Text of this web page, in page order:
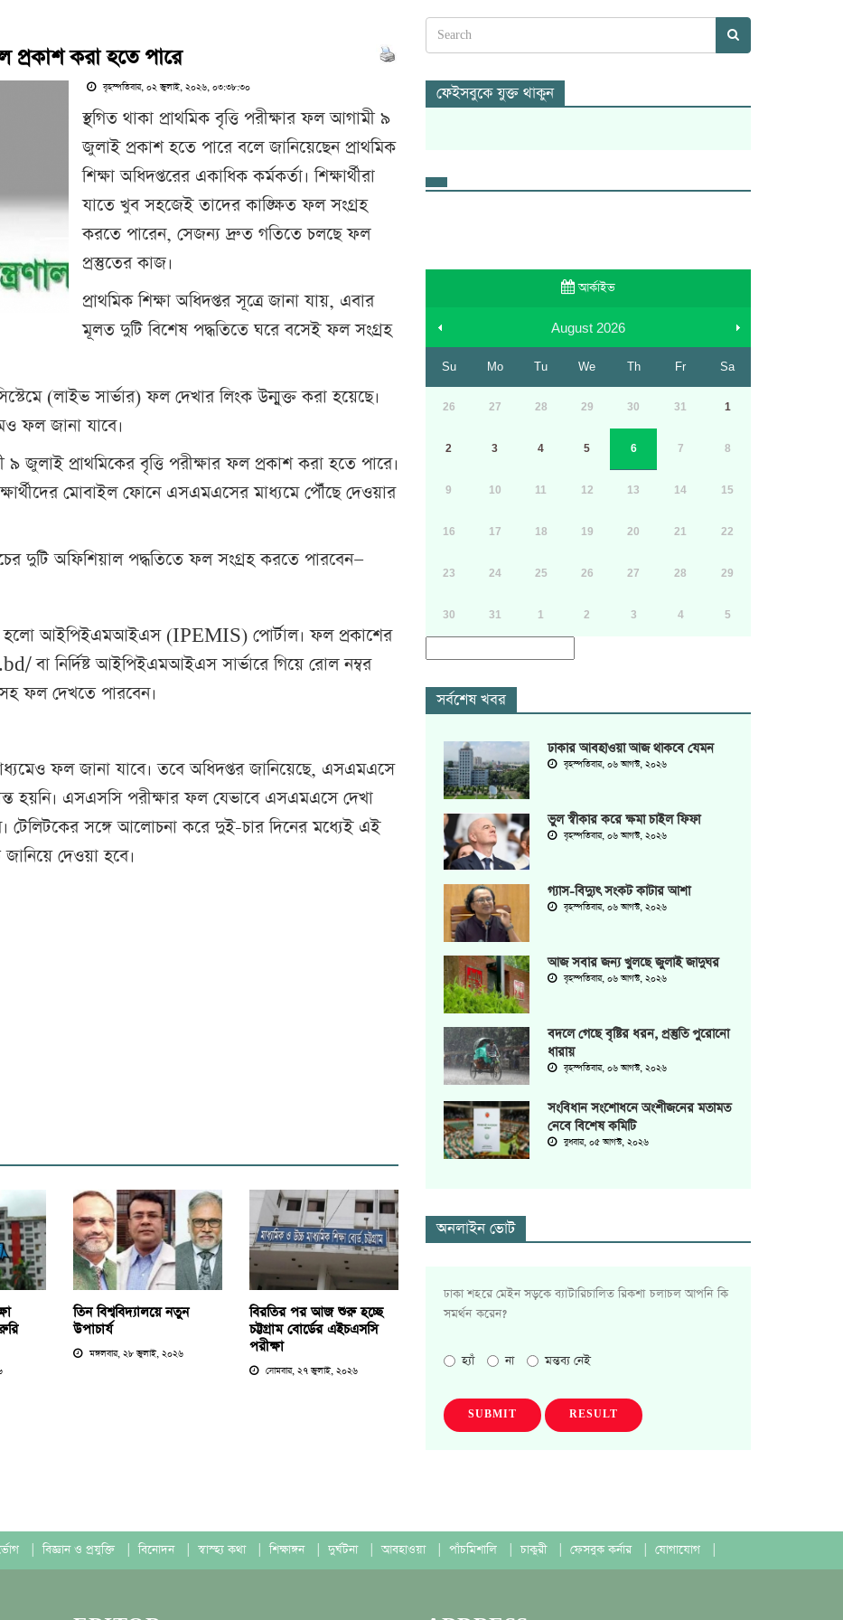
প্রকাশ করা হতে পারে
বৃহস্পতিবার, ০২ জুলাই, ২০২৬, ০৩:৩৮:৩০
স্থগিত থাকা প্রাথমিক বৃত্তি পরীক্ষার ফল আগামী ৯
জুলাই প্রকাশ হতে পারে বলে জানিয়েছেন প্রাথমিক
শিক্ষা অধিদপ্তরের একাধিক কর্মকর্তা। শিক্ষার্থীরা
যাতে খুব সহজেই তাদের কাঙ্ক্ষিত ফল সংগ্রহ
করতে পারেন, সেজন্য দ্রুত গতিতে চলছে ফল
প্রস্তুতের কাজ।
প্রাথমিক শিক্ষা অধিদপ্তর সূত্রে জানা যায়, এবার
মূলত দুটি বিশেষ পদ্ধতিতে ঘরে বসেই ফল সংগ্রহ
(লাইভ সার্ভার) ফল দেখার লিংক উন্মুক্ত করা হয়েছে।
ফল জানা যাবে।
জুলাই প্রাথমিকের বৃত্তি পরীক্ষার ফল প্রকাশ করা হতে পারে।
মোবাইল ফোনে এসএমএসের মাধ্যমে পৌঁছে দেওয়ার
দুটি অফিশিয়াল পদ্ধতিতে ফল সংগ্রহ করতে পারবেন—
হলো আইপিইএমআইএস (IPEMIS) পোর্টাল। ফল প্রকাশের
বা নির্দিষ্ট আইপিইএমআইএস সার্ভারে গিয়ে রোল নম্বর
ফল দেখতে পারবেন।
ফল জানা যাবে। তবে অধিদপ্তর জানিয়েছে, এসএমএসে
হয়নি। এসএসসি পরীক্ষার ফল যেভাবে এসএমএসে দেখা
টেলিটকের সঙ্গে আলোচনা করে দুই-চার দিনের মধ্যেই এই
দেওয়া হবে।
তিন বিশ্ববিদ্যালয়ে নতুন
উপাচার্য
মঙ্গলবার, ২৮ জুলাই, ২০২৬
বিরতির পর আজ শুরু হচ্ছে
চট্টগ্রাম বোর্ডের এইচএসসি
পরীক্ষা
সোমবার, ২৭ জুলাই, ২০২৬
ফেইসবুকে যুক্ত থাকুন
আর্কাইভ
August 2026
Su Mo Tu We Th Fr Sa
26 27 28 29 30 31 1
2 3 4 5 6 7 8
9 10 11 12 13 14 15
16 17 18 19 20 21 22
23 24 25 26 27 28 29
30 31 1 2 3 4 5
সর্বশেষ খবর
ঢাকার আবহাওয়া আজ থাকবে যেমন
বৃহস্পতিবার, ০৬ আগস্ট, ২০২৬
ভুল স্বীকার করে ক্ষমা চাইল ফিফা
বৃহস্পতিবার, ০৬ আগস্ট, ২০২৬
গ্যাস-বিদ্যুৎ সংকট কাটার আশা
বৃহস্পতিবার, ০৬ আগস্ট, ২০২৬
আজ সবার জন্য খুলছে জুলাই জাদুঘর
বৃহস্পতিবার, ০৬ আগস্ট, ২০২৬
বদলে গেছে বৃষ্টির ধরন, প্রস্তুতি পুরোনো
ধারায়
বৃহস্পতিবার, ০৬ আগস্ট, ২০২৬
সংবিধান সংশোধনে অংশীজনের মতামত
নেবে বিশেষ কমিটি
বুধবার, ০৫ আগস্ট, ২০২৬
অনলাইন ভোট
ঢাকা শহরে মেইন সড়কে ব্যাটারিচালিত রিকশা চলাচল আপনি কি
সমর্থন করেন?
হ্যাঁ না মন্তব্য নেই
SUBMIT RESULT
বিজ্ঞান ও প্রযুক্তি বিনোদন স্বাস্হ্য কথা শিক্ষাঙ্গন দুর্ঘটনা আবহাওয়া পাঁচমিশালি চাকুরী ফেসবুক কর্নার যোগাযোগ